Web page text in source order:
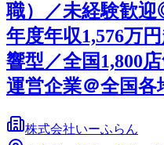
職）／未経験歓
年度年収1,576万
響型／全国1,800
運営企業＠全国各
株式会社いーふらん